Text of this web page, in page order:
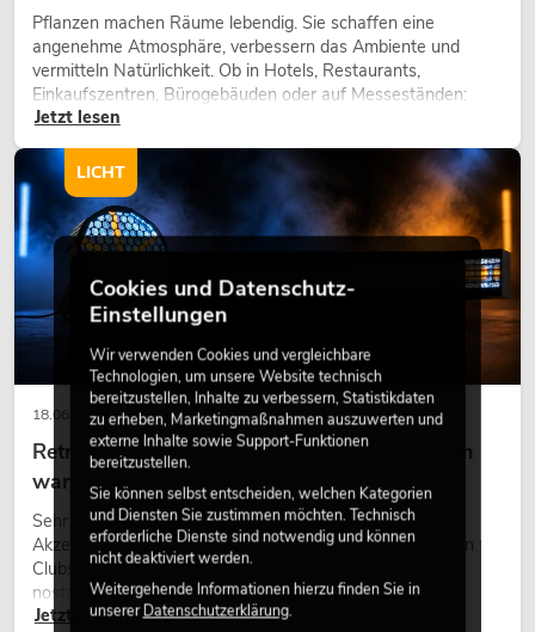
Pflanzen machen Räume lebendig. Sie schaffen eine
angenehme Atmosphäre, verbessern das Ambiente und
vermitteln Natürlichkeit. Ob in Hotels, Restaurants,
Einkaufszentren, Bürogebäuden oder auf Messeständen:
eine hochwertige Begrünung gehört heute längst zum
modernen Raumkonzept.
Jetzt lesen
18.06.2026
Retro-Licht im modernen Lichtdesign: Warum
warmes Licht wieder wirkt
Sehr warmes Licht, sichtbare Leuchtflächen und farbige
Akzente prägen viele aktuelle Lichtdesigns auf Bühnen, in
Clubs und bei Events. Retro-Licht ist dabei kein rein
nostalgischer Effekt, sondern ein bewusst eingesetztes
Gestaltungsmittel: Es schafft Atmosphäre, gibt Szenen
Jetzt lesen
LICHT
Cookies und Datenschutz-
Einstellungen
Wir verwenden Cookies und vergleichbare
Technologien, um unsere Website technisch
bereitzustellen, Inhalte zu verbessern, Statistikdaten
zu erheben, Marketingmaßnahmen auszuwerten und
externe Inhalte sowie Support-Funktionen
bereitzustellen.
Sie können selbst entscheiden, welchen Kategorien
und Diensten Sie zustimmen möchten. Technisch
erforderliche Dienste sind notwendig und können
nicht deaktiviert werden.
Weitergehende Informationen hierzu finden Sie in
unsererDatenschutzerklärung.